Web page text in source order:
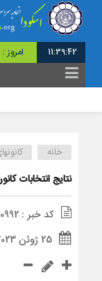
11:39:42 امروز :
خانه
نتایج انتخابات
کد خبر : 40992
25 ژوئن 2023 - 13:23